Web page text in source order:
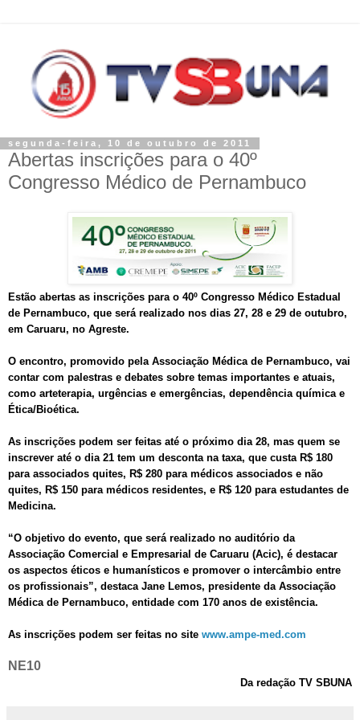
segunda-feira, 10 de outubro de 2011
Abertas inscrições para o 40º
Congresso Médico de Pernambuco
Estão abertas as inscrições para o 40º Congresso Médico Estadual
de Pernambuco, que será realizado nos dias 27, 28 e 29 de outubro,
em Caruaru, no Agreste.
O encontro, promovido pela Associação Médica de Pernambuco, vai
contar com palestras e debates sobre temas importantes e atuais,
como arteterapia, urgências e emergências, dependência química e
Ética/Bioética.
As inscrições podem ser feitas até o próximo dia 28, mas quem se
inscrever até o dia 21 tem um desconta na taxa, que custa R$ 180
para associados quites, R$ 280 para médicos associados e não
quites, R$ 150 para médicos residentes, e R$ 120 para estudantes de
Medicina.
“O objetivo do evento, que será realizado no auditório da
Associação Comercial e Empresarial de Caruaru (Acic), é destacar
os aspectos éticos e humanísticos e promover o intercâmbio entre
os profissionais”, destaca Jane Lemos, presidente da Associação
Médica de Pernambuco, entidade com 170 anos de existência.
As inscrições podem ser feitas no site www.ampe-med.com
NE10
Da redação TV SBUNA